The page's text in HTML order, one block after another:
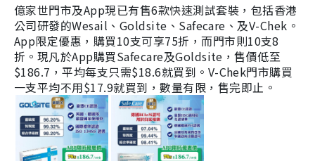
億家世門市及App現已有售6款快速測試套裝，包括香港
公司研發的Wesail、Goldsite、Safecare、及V-Chek。
App限定優惠，購買10支可享75折，而門市則10支8
折。現凡於App購買Safecare及Goldsite，售價低至
$186.7，平均每支只需$18.6就買到。V-Chek門市購買
一支平均不用$17.9就買到，數量有限，售完即止。